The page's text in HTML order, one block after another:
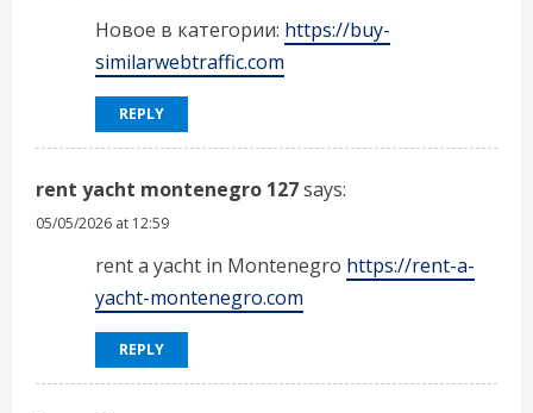
Новое в категории: https://buy-
similarwebtraffic.com
REPLY
rent yacht montenegro 127says:
05/05/2026 at 12:59
rent a yacht in Montenegro https://rent-a-
yacht-montenegro.com
REPLY